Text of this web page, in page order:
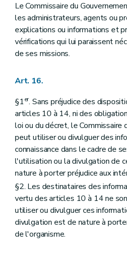
Le Commissaire du
les administrateurs, agents ou
explications ou informations et
vérifications qui lui paraissent
de ses missions.
Art. 16.
§1er. Sans préjudice des
articles 10 à 14, ni des
loi ou du décret, le Commissaire
peut utiliser ou divulguer des
connaissance dans le cadre de
l'utilisation ou la divulgation de
nature à porter préjudice aux
§2. Les destinataires des
vertu des articles 10 à 14 ne
utiliser ou divulguer ces
divulgation est de nature à
de l'organisme.